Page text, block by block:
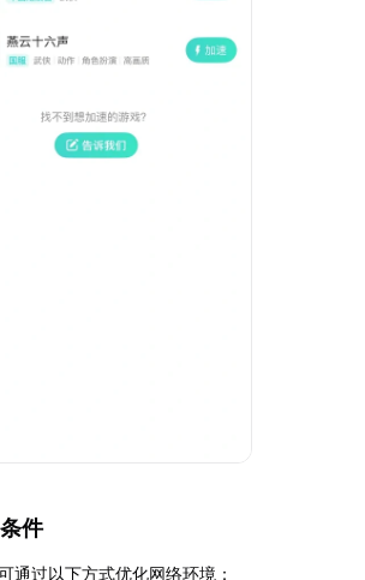
件
通过以下方式优化网络环境：